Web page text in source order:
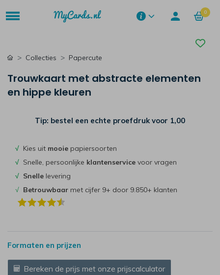
0
Collecties Papercute
Trouwkaart met abstracte elementen
en hippe kleuren
Tip: bestel een echte proefdruk voor 1,00
√ Kies uit mooie papiersoorten
√ Snelle, persoonlijke klantenservice voor vragen
√ Snelle levering
√ Betrouwbaar met cijfer 9+ door 9.850+ klanten
Formaten en prijzen
Bereken de prijs met onze prijscalculator